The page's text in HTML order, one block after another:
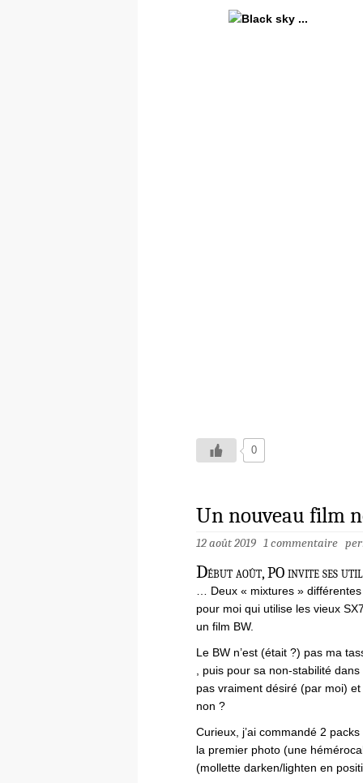
0
Un nouveau film
12 août 2019 1 commentaire
Début août, PO invite ses
… Deux « mixtures »
pour moi qui utilise les vieux
un film BW.
Le BW n’est (était ?) pas ma
, puis pour sa non-stabilité
pas vraiment désiré (par moi)
non ?
Curieux, j’ai commandé 2
la premier photo (une
(mollette darken/lighten en